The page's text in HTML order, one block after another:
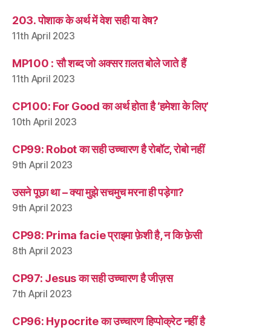
203. पोशाक के अर्थ में वेश सही या वेष?
11th April 2023
MP100 : सौ शब्द जो अक्सर ग़लत बोले जाते हैं
11th April 2023
CP100: For Good का अर्थ होता है ‘हमेशा के लिए’
10th April 2023
CP99: Robot का सही उच्चारण है रोबॉट, रोबो नहीं
9th April 2023
उसने पूछा था – क्या मुझे सचमुच मरना ही पड़ेगा?
9th April 2023
CP98: Prima facie प्राइमा फ़ेशी है, न कि फ़ेसी
8th April 2023
CP97: Jesus का सही उच्चारण है जीज़स
7th April 2023
CP96: Hypocrite का उच्चारण हिप्पोक्रेट नहीं है